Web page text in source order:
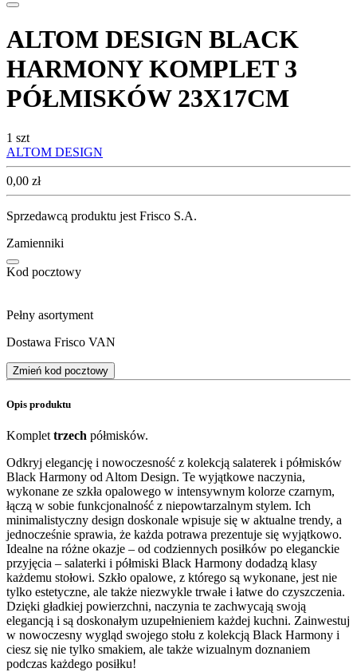
ALTOM DESIGN BLACK
HARMONY KOMPLET 3
PÓŁMISKÓW 23X17CM
1 szt
ALTOM DESIGN
Cena
0,00 zł
Sprzedawcą produktu jest Frisco S.A.
Zamienniki
Kod pocztowy
Pełny asortyment
Dostawa Frisco VAN
Zmień kod pocztowy
Opis produktu
Komplet trzech półmisków.
Odkryj elegancję i nowoczesność z kolekcją salaterek i półmisków
Black Harmony od Altom Design. Te wyjątkowe naczynia,
wykonane ze szkła opalowego w intensywnym kolorze czarnym,
łączą w sobie funkcjonalność z niepowtarzalnym stylem. Ich
minimalistyczny design doskonale wpisuje się w aktualne trendy, a
jednocześnie sprawia, że każda potrawa prezentuje się wyjątkowo.
Idealne na różne okazje – od codziennych posiłków po eleganckie
przyjęcia – salaterki i półmiski Black Harmony dodadzą klasy
każdemu stołowi. Szkło opalowe, z którego są wykonane, jest nie
tylko estetyczne, ale także niezwykle trwałe i łatwe do czyszczenia.
Dzięki gładkiej powierzchni, naczynia te zachwycają swoją
elegancją i są doskonałym uzupełnieniem każdej kuchni. Zainwestuj
w nowoczesny wygląd swojego stołu z kolekcją Black Harmony i
ciesz się nie tylko smakiem, ale także wizualnym doznaniem
podczas każdego posiłku!